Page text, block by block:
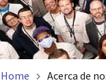
Home Acerca de